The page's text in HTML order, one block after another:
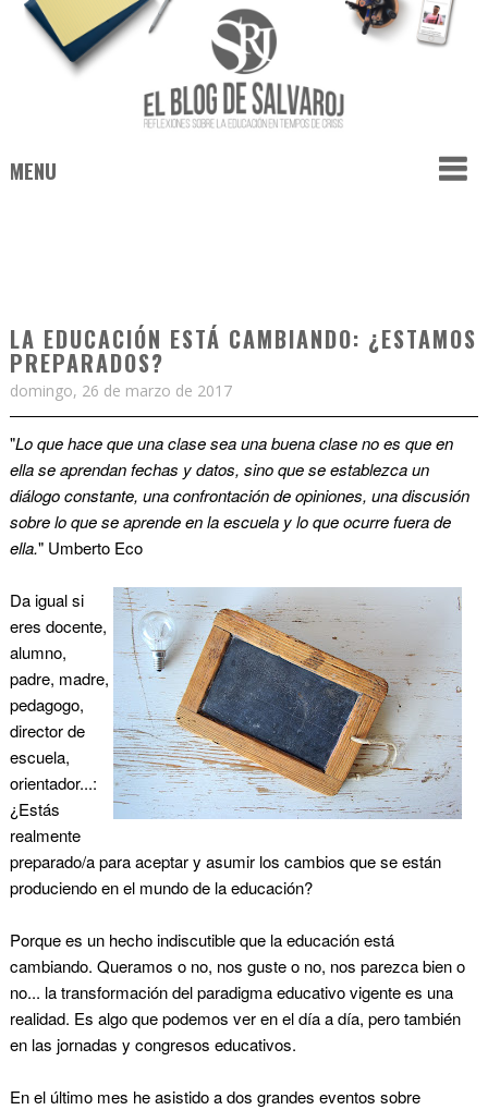
MENU
LA EDUCACIÓN ESTÁ CAMBIANDO: ¿ESTAMOS
PREPARADOS?
domingo, 26 de marzo de 2017
"Lo que hace que una clase sea una buena clase no es que en
ella se aprendan fechas y datos, sino que se establezca un
diálogo constante, una confrontación de opiniones, una discusión
sobre lo que se aprende en la escuela y lo que ocurre fuera de
ella." Umberto Eco
Da igual si
eres docente,
alumno,
padre, madre,
pedagogo,
director de
escuela,
orientador...:
¿Estás
realmente
preparado/a para aceptar y asumir los cambios que se están
produciendo en el mundo de la educación?
Porque es un hecho indiscutible que la educación está
cambiando. Queramos o no, nos guste o no, nos parezca bien o
no... la transformación del paradigma educativo vigente es una
realidad. Es algo que podemos ver en el día a día, pero también
en las jornadas y congresos educativos.
En el último mes he asistido a dos grandes eventos sobre